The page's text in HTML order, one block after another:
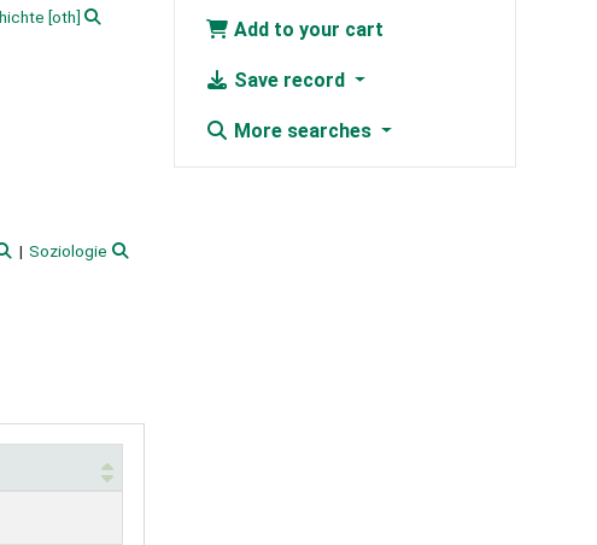
[oth]
Soziologie
Add to your cart
Save record
More searches